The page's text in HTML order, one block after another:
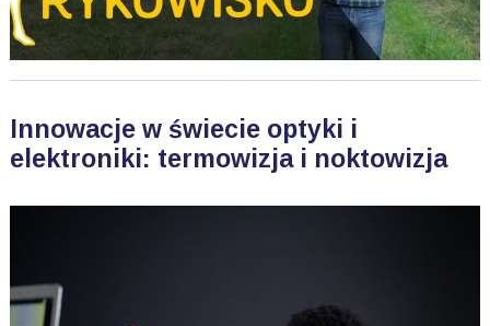
Innowacje w świecie optyki i
elektroniki: termowizja i noktowizja